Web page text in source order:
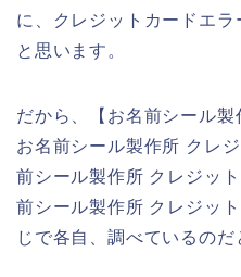
に、クレジットカードエ
と思います。
だから、【お名前シール
お名前シール製作所 クレ
前シール製作所 クレジッ
前シール製作所 クレジッ
じで各自、調べているのだ